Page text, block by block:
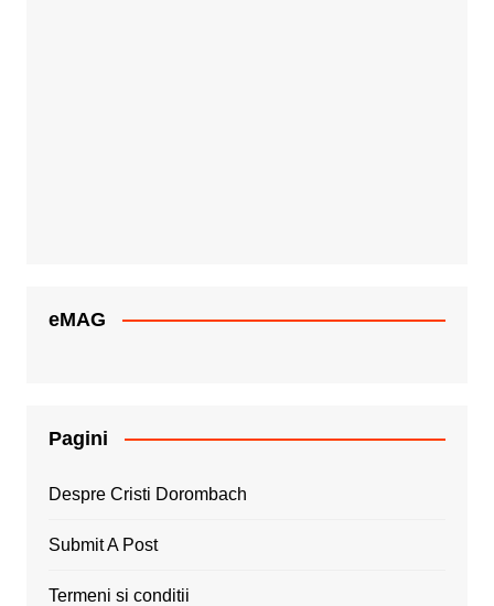
eMAG
Pagini
Despre Cristi Dorombach
Submit A Post
Termeni si conditii